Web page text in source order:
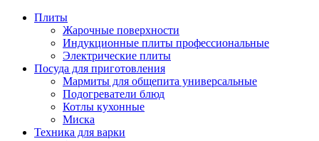
Плиты
Жарочные поверхности
Индукционные плиты профессиональные
Электрические плиты
Посуда для приготовления
Мармиты для общепита универсальные
Подогреватели блюд
Котлы кухонные
Миска
Техника для варки